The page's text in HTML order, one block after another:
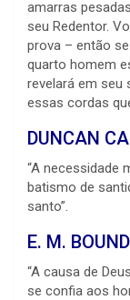
amarras
seu Redentor.
prova – então
quarto homem
revelará em
essas cordas
DUNCAN
“A necessidade
batismo de
santo”.
E. M.
“A causa de
se confia aos